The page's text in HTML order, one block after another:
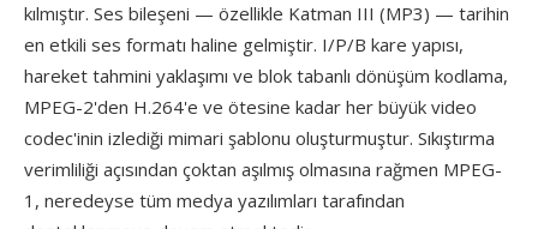
kılmıştır. Ses bileşeni — özellikle Katman III (MP3) — tarihin
en etkili ses formatı haline gelmiştir. I/P/B kare yapısı,
hareket tahmini yaklaşımı ve blok tabanlı dönüşüm kodlama,
MPEG-2'den H.264'e ve ötesine kadar her büyük video
codec'inin izlediği mimari şablonu oluşturmuştur. Sıkıştırma
verimliliği açısından çoktan aşılmış olmasına rağmen MPEG-
1, neredeyse tüm medya yazılımları tarafından